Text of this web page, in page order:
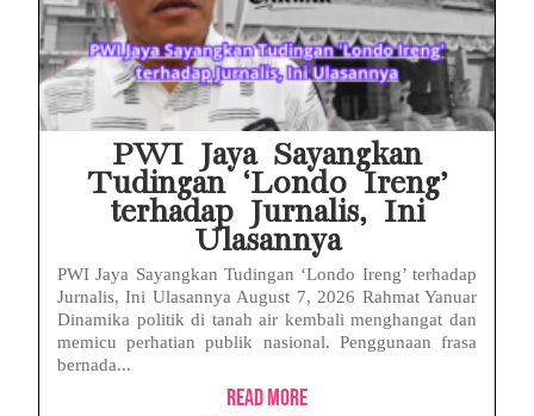
PWI Jaya Sayangkan
Tudingan ‘Londo Ireng’
terhadap Jurnalis, Ini
Ulasannya
PWI Jaya Sayangkan Tudingan ‘Londo Ireng’ terhadap
Jurnalis, Ini Ulasannya August 7, 2026 Rahmat Yanuar
Dinamika politik di tanah air kembali menghangat dan
memicu perhatian publik nasional. Penggunaan frasa
bernada...
Read More